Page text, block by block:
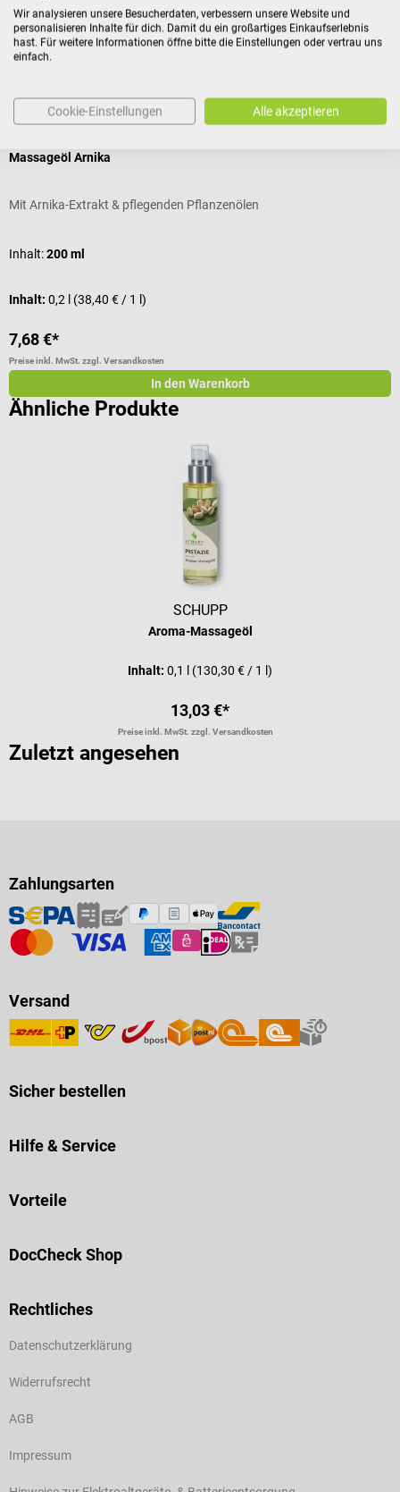
Bewertungen
Massageöl Arnika
Mit Arnika-Extrakt & pflegenden Pflanzenölen
Inhalt:200 ml
Inhalt: 0,2 l (38,40 € / 1 l)
7,68 €*
Preise inkl. MwSt. zzgl. Versandkosten
In den Warenkorb
Ähnliche Produkte
SCHUPP
Aroma-Massageöl
Inhalt: 0,1 l (130,30 € / 1 l)
13,03 €*
Preise inkl. MwSt. zzgl. Versandkosten
Zuletzt angesehen
Zahlungsarten
Versand
Sicher bestellen
Hilfe & Service
Vorteile
DocCheck Shop
Rechtliches
Datenschutzerklärung
Widerrufsrecht
AGB
Impressum
Wir analysieren unsere Besucherdaten, verbessern unsere Website und
personalisieren Inhalte für dich. Damit du ein großartiges Einkaufserlebnis
hast. Für weitere Informationen öffne bitte die Einstellungen oder vertrau uns
einfach.
Cookie-Einstellungen Alle akzeptieren